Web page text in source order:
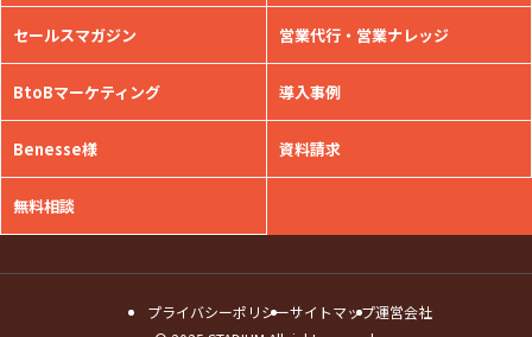
セールスマガジン 営業代行・営業ナレッジ
BtoBマーケティング 導入事例
Benesse様 資料請求
無料相談
プライバシーポリシーサイトマップ運営会社